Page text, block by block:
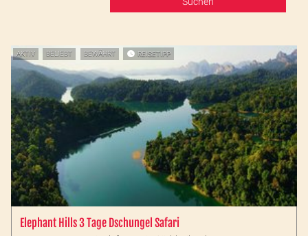
AKTIV BELIEBT BEWÄHRT REISETIPP
Elephant Hills 3 Tage Dschungel Safari